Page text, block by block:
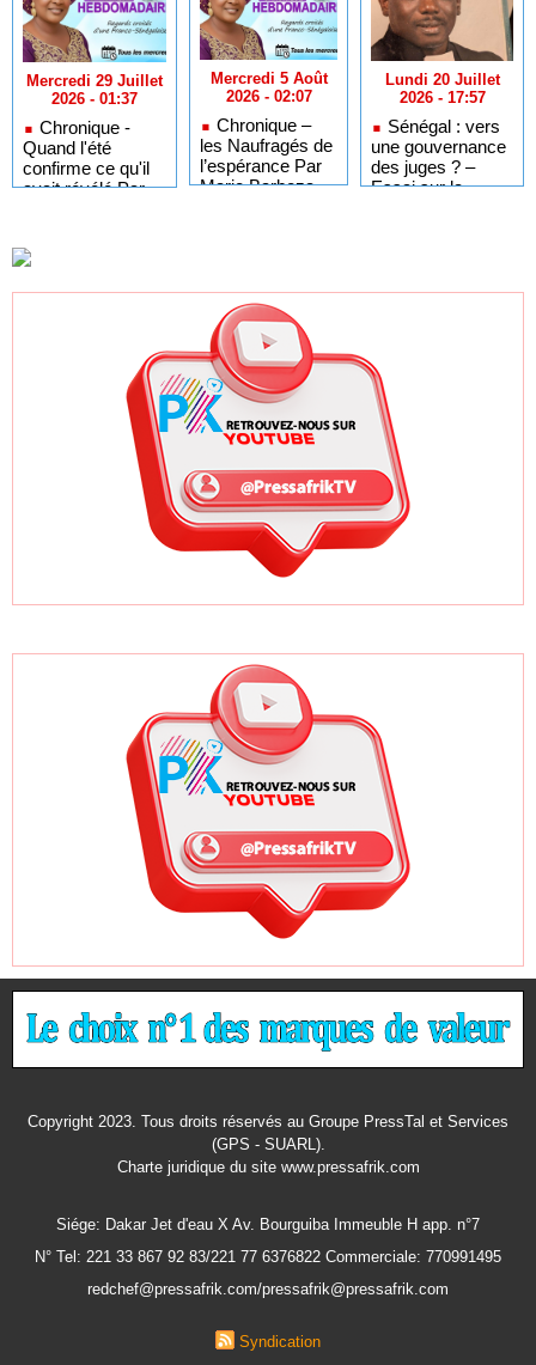
Mercredi 29 Juillet
2026 - 01:37
Chronique -
Quand l'été
confirme ce qu'il
avait révélé Par
Regards Croisés
d’une Franco-
Sénégalaise
Mercredi 5 Août
2026 - 02:07
Chronique –
les Naufragés de
l’espérance Par
Marie Barboza
Lundi 20 Juillet
2026 - 17:57
Sénégal : vers
une gouvernance
des juges ? –
Essai sur la
Copyright 2023. Tous droits réservés au Groupe PressTal et Services
(GPS - SUARL).
Charte juridiquedu site www.pressafrik.com
Siége: Dakar Jet d'eau X Av. Bourguiba Immeuble H app. n°7
N° Tel: 221 33 867 92 83/221 77 6376822 Commerciale: 770991495
redchef@pressafrik.com/pressafrik@pressafrik.com
Syndication